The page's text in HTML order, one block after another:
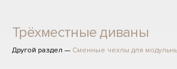
Трёхместные диваны
Другой раздел — Сменные чехлы для